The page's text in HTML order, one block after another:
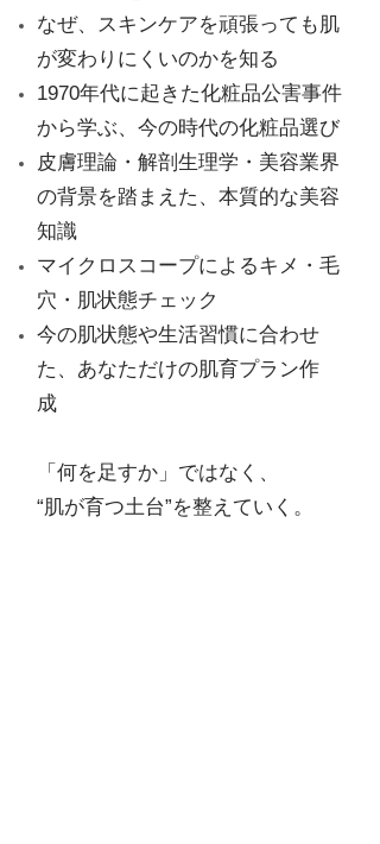
なぜ、スキンケアを頑張っても肌
が変わりにくいのかを知る
1970年代に起きた化粧品公害事件
から学ぶ、今の時代の化粧品選び
皮膚理論・解剖生理学・美容業界
の背景を踏まえた、本質的な美容
知識
マイクロスコープによるキメ・毛
穴・肌状態チェック
今の肌状態や生活習慣に合わせ
た、あなただけの肌育プラン作
成
「何を足すか」ではなく、
“肌が育つ土台”を整えていく。